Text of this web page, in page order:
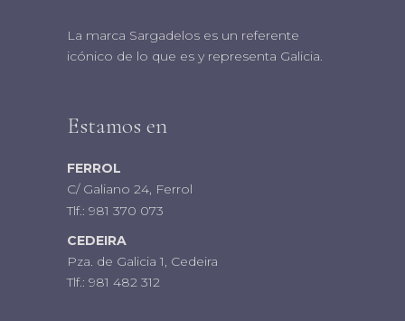
La marca Sargadelos es un referente
icónico de lo que es y representa Galicia.
Estamos en
FERROL
C/ Galiano 24, Ferrol
Tlf.: 981 370 073
CEDEIRA
Pza. de Galicia 1, Cedeira
Tlf.: 981 482 312